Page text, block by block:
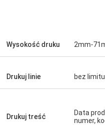
Wysokość druku 2mm-
Drukuj linie bez limitu
Drukuj treść
Data
numer,